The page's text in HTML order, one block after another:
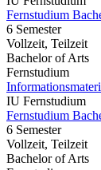
Fernstudium
6 Semester
Vollzeit, Teilzeit
Bachelor of Arts
Fernstudium
IU Fernstudium
Fernstudium
6 Semester
Vollzeit, Teilzeit
Bachelor of Arts